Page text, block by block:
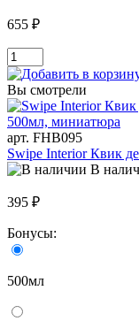
655 ₽
Вы смотрели
арт. FHB095
Swipe Interior Квик
В
395 ₽
Бонусы:
500мл